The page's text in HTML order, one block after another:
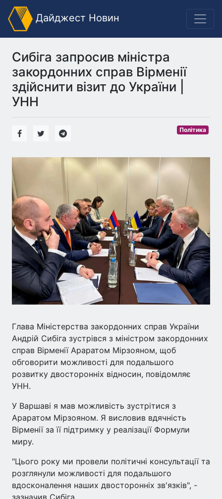
Дайджест Новин
Сибіга запросив міністра
закордонних справ Вірменії
здійснити візит до України |
УНН
Політика
Глава Міністерства закордонних справ України
Андрій Сибіга зустрівся з міністром закордонних
справ Вірменії Араратом Мірзояном, щоб
обговорити можливості для подальшого
розвитку двосторонніх відносин, повідомляє
УНН.
У Варшаві я мав можливість зустрітися з
Араратом Мірзояном. Я висловив вдячність
Вірменії за її підтримку у реалізації Формули
миру.
"Цього року ми провели політичні консультації та
розглянули можливості для подальшого
вдосконалення наших двосторонніх зв'язків", -